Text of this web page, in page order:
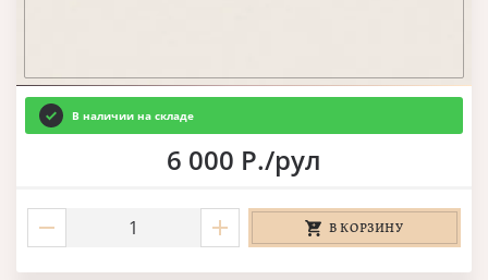
В наличии на складе
6 000 Р./рул
В КОРЗИНУ